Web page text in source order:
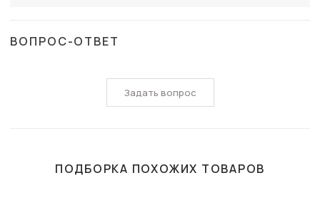
ВОПРОС-ОТВЕТ
Задать вопрос
ПОДБОРКА ПОХОЖИХ ТОВАРОВ